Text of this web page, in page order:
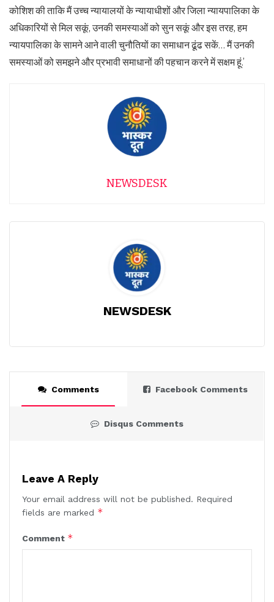
कोशिश की ताकि मैं उच्च न्यायालयों के न्यायाधीशों और जिला न्यायपालिका के
अधिकारियों से मिल सकूं, उनकी समस्याओं को सुन सकूं और इस तरह, हम
न्यायपालिका के सामने आने वाली चुनौतियों का समाधान ढूंढ सकें… मैं उनकी
समस्याओं को समझने और प्रभावी समाधानों की पहचान करने में सक्षम हूं.’
NEWSDESK
NEWSDESK
Comments Facebook Comments
Disqus Comments
Leave A Reply
Your email address will not be published. Required
fields are marked *
Comment *